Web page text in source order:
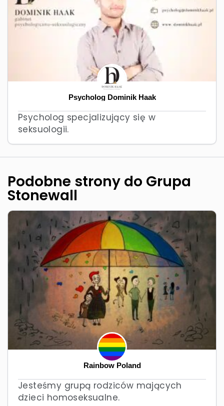
Psycholog Dominik Haak
Psycholog specjalizujący się w
seksuologii.
Podobne strony do Grupa
Stonewall
Rainbow Poland
Jesteśmy grupą rodziców mających
dzieci homoseksualne.